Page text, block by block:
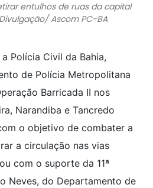
entulhos de ruas da capital
Ascom PC-BA
Polícia Civil da Bahia,
de Polícia Metropolitana
Barricada II nos
Narandiba e Tancredo
o objetivo de combater a
a circulação nas vias
com o suporte da 11ª
Neves, do Departamento de